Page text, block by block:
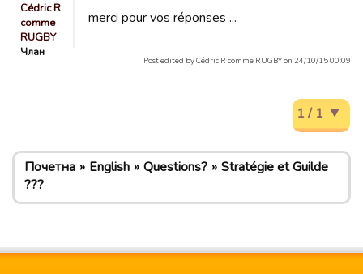
Cédric R
comme
RUGBY
Члан
merci pour vos réponses ...
Post edited by Cédric R comme RUGBY on 24/10/15 00:09
1 / 1
Почетна English Questions?
Stratégie et Guilde
???